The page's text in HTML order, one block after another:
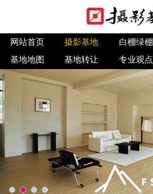
网站首页 摄影基地 白棚绿棚
基地地图
基地转让 专业观点